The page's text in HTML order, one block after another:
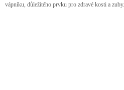
vápníku, důležitého prvku pro zdravé kosti a zuby.